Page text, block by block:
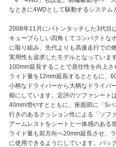
なときに4WDとして駆動するシステム
2008年11月にバトンタッチした3代目
キューブらしい四角くてコンパクトな
に取り組み、先代よりも高速走行での
実用性も追求したモデルとなっていま
100mm延長することで居住性を向上
ライド量を12mm延長するとともに、
小柄なドライバーから大柄なドライバ
能にしています。定評のソファシート
40mm増やすとともに、座面部に「S
行きのあるクッション性による「ソフ
アームレストをシートと一体感のある
ライド量も前方向へ20mm延長させ、
に使用できるようにしています。バッ